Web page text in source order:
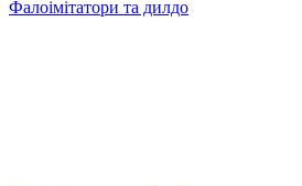
Фалоімітатори та дилдо